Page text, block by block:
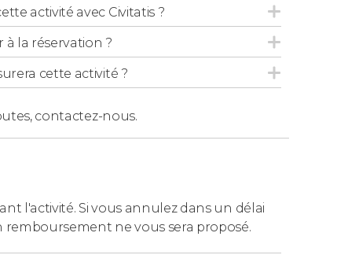
plus de 16 ans pour pouvoir utiliser les
activité avec Civitatis ?
la réservation ?
cette activité ?
contactez-nous.
l'activité. Si vous annulez dans un délai
ne vous sera proposé.